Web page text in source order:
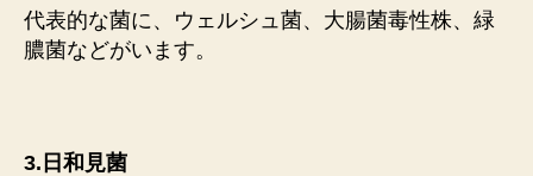
代表的な菌に、ウェルシュ菌、大腸菌毒性株、緑
膿菌などがいます。
3.日和見菌